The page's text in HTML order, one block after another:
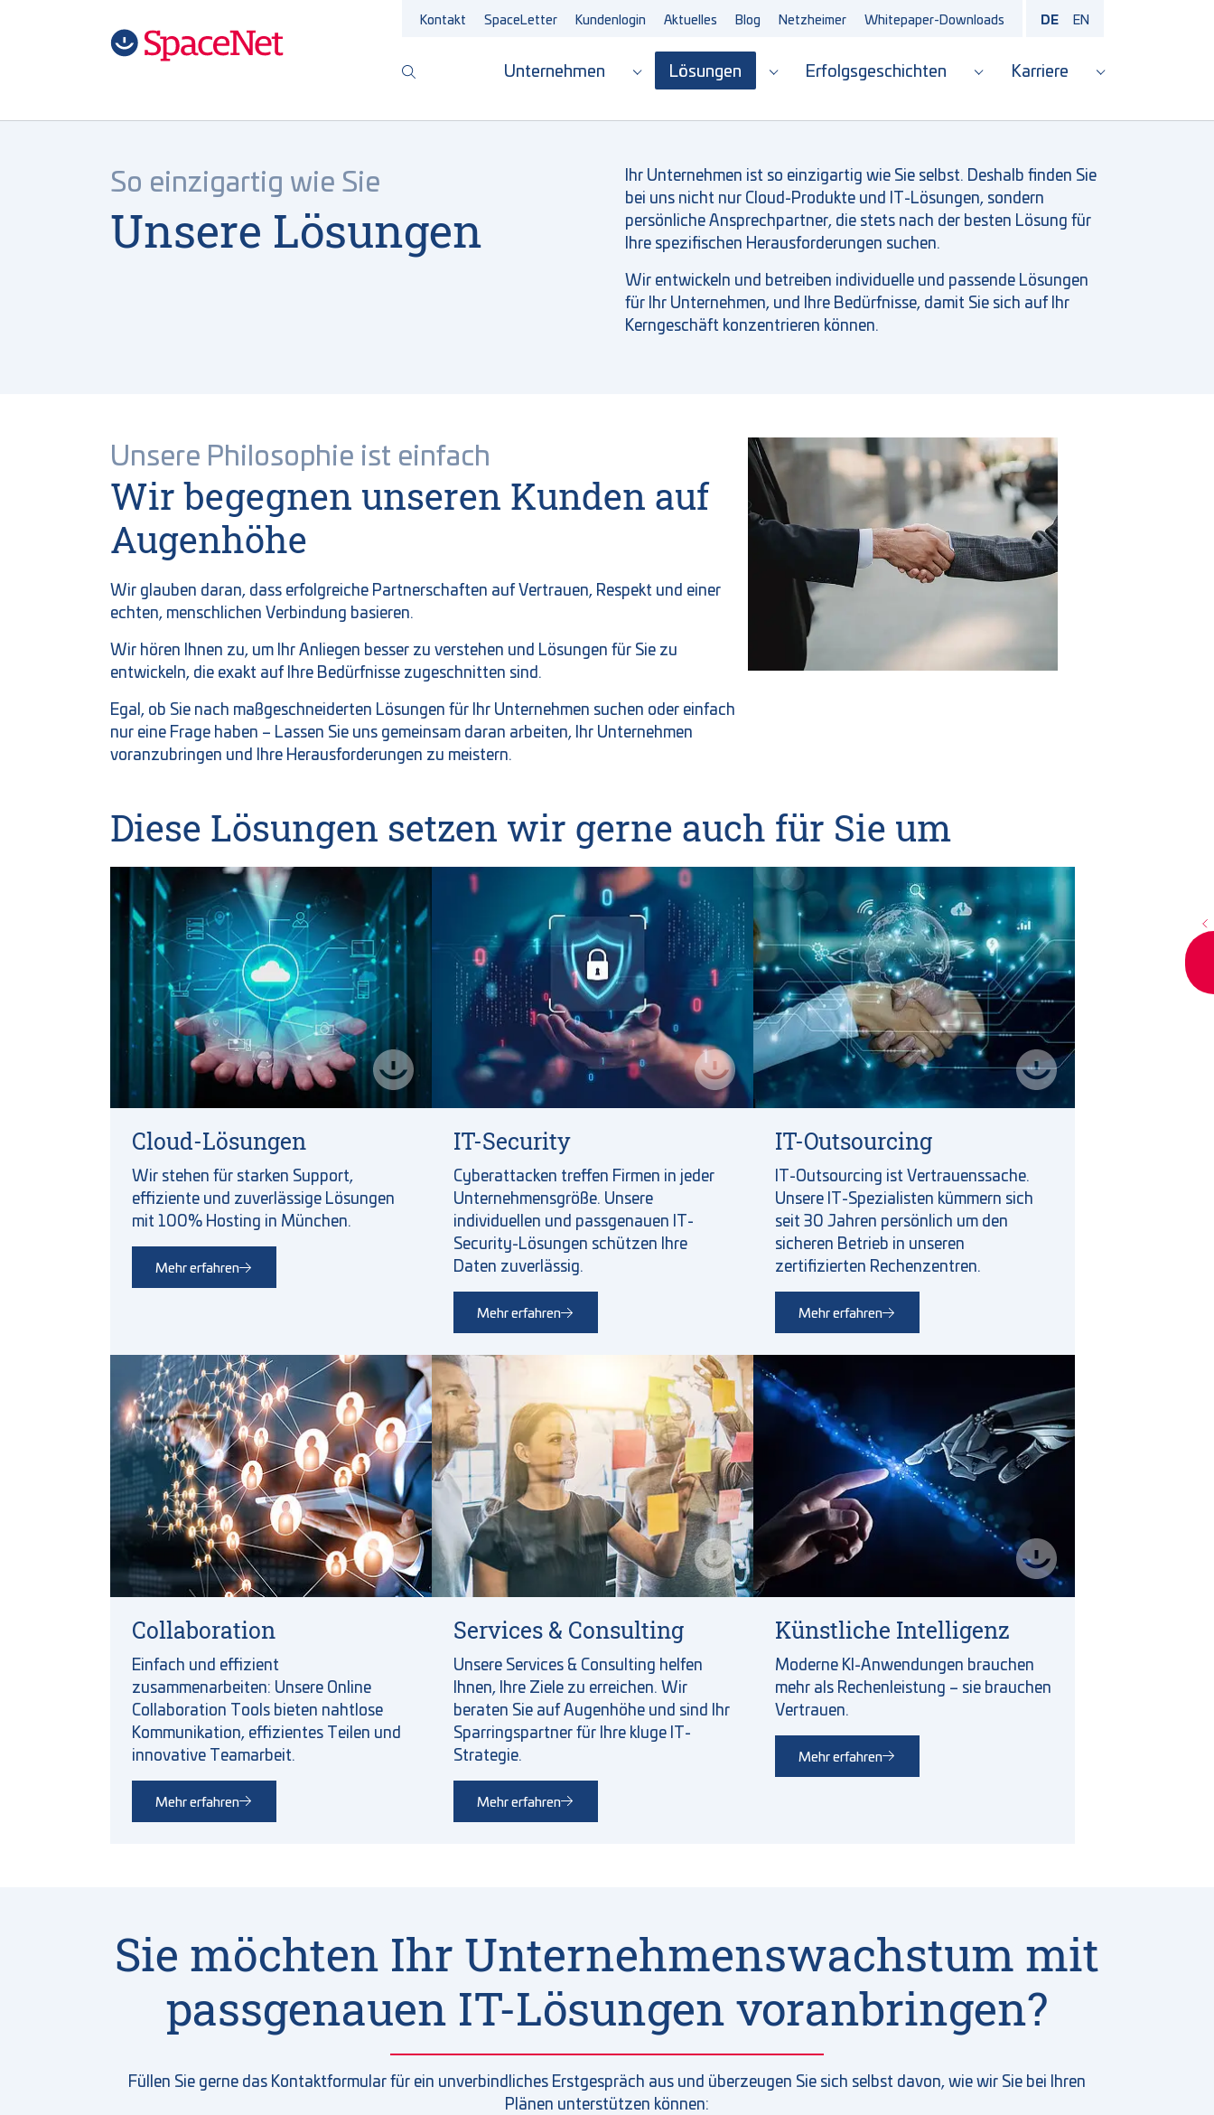
Kontakt SpaceLetter Kundenlogin Aktuelles Blog Netzheimer Whitepaper-Downloads DE EN
Unternehmen Submenu for "Unternehmen"
Lösungen (current)Submenu for "Lösungen"
Erfolgsgeschichten Submenu for
Karriere Submenu for
So einzigartig wie Sie
Unsere Lösungen
Ihr Unternehmen ist so einzigartig wie Sie selbst. Deshalb finden Sie
bei uns nicht nur Cloud-Produkte und IT-Lösungen, sondern
persönliche Ansprechpartner, die stets nach der besten Lösung für
Ihre spezifischen Herausforderungen suchen.
Wir entwickeln und betreiben individuelle und passende Lösungen
für Ihr Unternehmen, und Ihre Bedürfnisse, damit Sie sich auf Ihr
Kerngeschäft konzentrieren können.
Unsere Philosophie ist einfach
Wir begegnen unseren Kunden auf
Augenhöhe
Wir glauben daran, dass erfolgreiche Partnerschaften auf Vertrauen, Respekt und einer
echten, menschlichen Verbindung basieren.
Wir hören Ihnen zu, um Ihr Anliegen besser zu verstehen und Lösungen für Sie zu
entwickeln, die exakt auf Ihre Bedürfnisse zugeschnitten sind.
Egal, ob Sie nach maßgeschneiderten Lösungen für Ihr Unternehmen suchen oder einfach
nur eine Frage haben – Lassen Sie uns gemeinsam daran arbeiten, Ihr Unternehmen
voranzubringen und Ihre Herausforderungen zu meistern.
Diese Lösungen setzen wir gerne auch für Sie um
Cloud-Lösungen
Wir stehen für starken Support,
effiziente und zuverlässige Lösungen
mit 100% Hosting in München.
Mehr erfahren
IT-Security
Cyberattacken treffen Firmen in jeder
Unternehmensgröße. Unsere
individuellen und passgenauen IT-
Security-Lösungen schützen Ihre
Daten zuverlässig.
Mehr erfahren
IT-Outsourcing
IT-Outsourcing ist Vertrauenssache.
Unsere IT-Spezialisten kümmern sich
seit 30 Jahren persönlich um den
sicheren Betrieb in unseren
zertifizierten Rechenzentren.
Mehr erfahren
Collaboration
Einfach und effizient
zusammenarbeiten: Unsere Online
Collaboration Tools bieten nahtlose
Kommunikation, effizientes Teilen und
innovative Teamarbeit.
Mehr erfahren
Services & Consulting
Unsere Services & Consulting helfen
Ihnen, Ihre Ziele zu erreichen. Wir
beraten Sie auf Augenhöhe und sind Ihr
Sparringspartner für Ihre kluge IT-
Strategie.
Mehr erfahren
Künstliche Intelligenz
Moderne KI-Anwendungen brauchen
mehr als Rechenleistung – sie brauchen
Vertrauen.
Mehr erfahren
Sie möchten Ihr Unternehmenswachstum mit
passgenauen IT-Lösungen voranbringen?
Füllen Sie gerne das Kontaktformular für ein unverbindliches Erstgespräch aus und überzeugen Sie sich selbst davon, wie wir Sie bei Ihren
Plänen unterstützen können: